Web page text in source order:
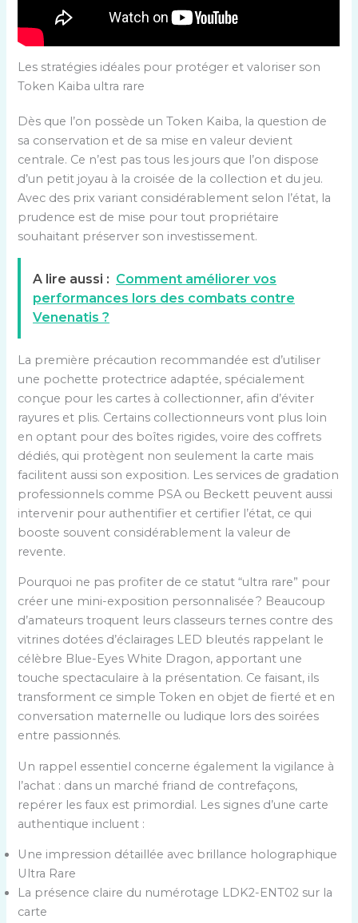
Les stratégies idéales pour protéger et valoriser son
Token Kaiba ultra rare
Dès que l’on possède un Token Kaiba, la question de
sa conservation et de sa mise en valeur devient
centrale. Ce n’est pas tous les jours que l’on dispose
d’un petit joyau à la croisée de la collection et du jeu.
Avec des prix variant considérablement selon l’état, la
prudence est de mise pour tout propriétaire
souhaitant préserver son investissement.
A lire aussi : Comment améliorer vos
performances lors des combats contre
Venenatis ?
La première précaution recommandée est d’utiliser
une pochette protectrice adaptée, spécialement
conçue pour les cartes à collectionner, afin d’éviter
rayures et plis. Certains collectionneurs vont plus loin
en optant pour des boîtes rigides, voire des coffrets
dédiés, qui protègent non seulement la carte mais
facilitent aussi son exposition. Les services de gradation
professionnels comme PSA ou Beckett peuvent aussi
intervenir pour authentifier et certifier l’état, ce qui
booste souvent considérablement la valeur de
revente.
Pourquoi ne pas profiter de ce statut “ultra rare” pour
créer une mini-exposition personnalisée ? Beaucoup
d’amateurs troquent leurs classeurs ternes contre des
vitrines dotées d’éclairages LED bleutés rappelant le
célèbre Blue-Eyes White Dragon, apportant une
touche spectaculaire à la présentation. Ce faisant, ils
transforment ce simple Token en objet de fierté et en
conversation maternelle ou ludique lors des soirées
entre passionnés.
Un rappel essentiel concerne également la vigilance à
l’achat : dans un marché friand de contrefaçons,
repérer les faux est primordial. Les signes d’une carte
authentique incluent :
Une impression détaillée avec brillance holographique
Ultra Rare
La présence claire du numérotage LDK2-ENT02 sur la
carte